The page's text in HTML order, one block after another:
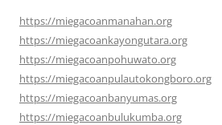
https://miegacoanmanahan.org
https://miegacoankayongutara.org
https://miegacoanpohuwato.org
https://miegacoanpulautokongboro.org
https://miegacoanbanyumas.org
https://miegacoanbulukumba.org